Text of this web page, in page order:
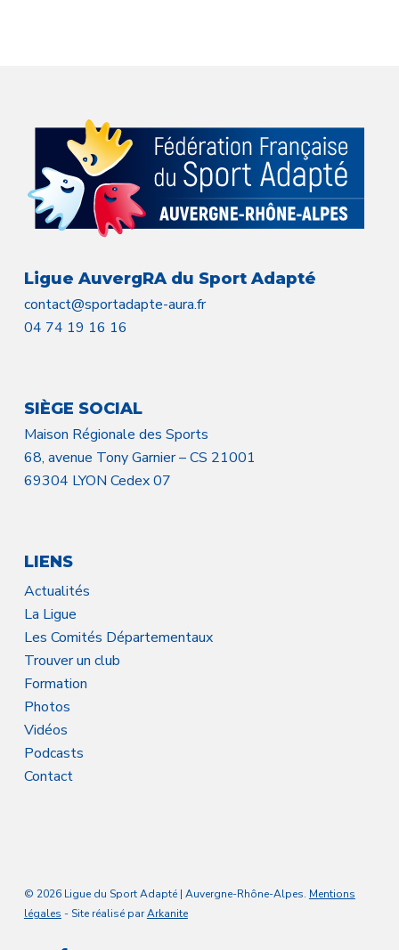
Ligue AuvergRA du Sport Adapté
contact@sportadapte-aura.fr
04 74 19 16 16
SIÈGE SOCIAL
Maison Régionale des Sports
68, avenue Tony Garnier – CS 21001
69304 LYON Cedex 07
LIENS
Actualités
La Ligue
Les Comités Départementaux
Trouver un club
Formation
Photos
Vidéos
Podcasts
Contact
© 2026 Ligue du Sport Adapté | Auvergne-Rhône-Alpes. Mentions
légales - Site réalisé parArkanite